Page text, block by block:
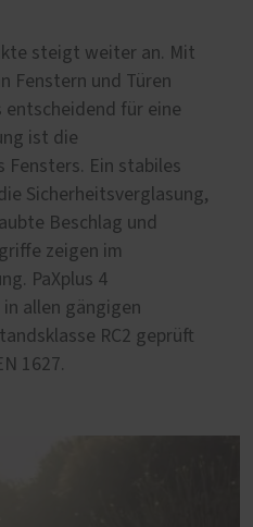
steigt weiter an. Mit
Fenstern und Türen
entscheidend für eine
ist die
Fensters. Ein stabiles
Sicherheitsverglasung,
Beschlag und
zeigen im
PaXplus 4
allen gängigen
RC2 geprüft
1627.